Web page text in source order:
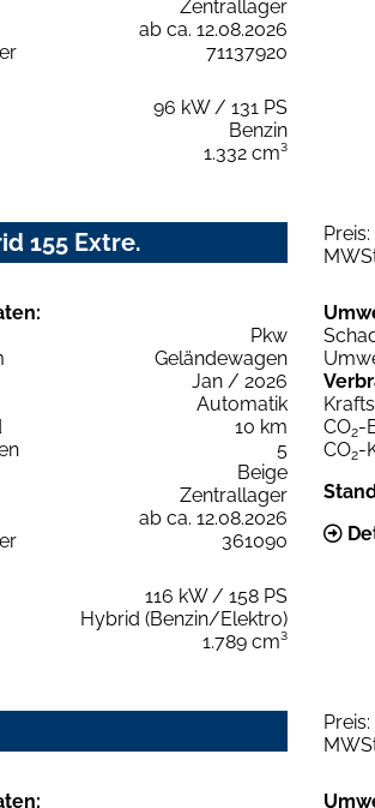
Zentrallager
ab ca. 12.08.2026
71137920
96 kW / 131 PS
Benzin
1.332 cm³
155 Extre. Preis:
Pkw
Geländewagen
Jan / 2026
Automatik
10 km
5
Beige
Zentrallager
ab ca. 12.08.2026
361090
116 kW / 158 PS
Hybrid (Benzin/Elektro)
1.789 cm³
CO2-
CO2-
Preis: